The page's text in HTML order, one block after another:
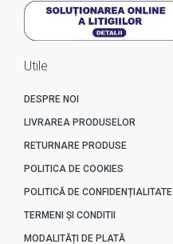
Utile
DESPRE NOI
LIVRAREA PRODUSELOR
RETURNARE PRODUSE
POLITICA DE COOKIES
POLITICĂ DE CONFIDENȚIALITATE
TERMENI ȘI CONDITII
MODALITĂȚI DE PLATĂ